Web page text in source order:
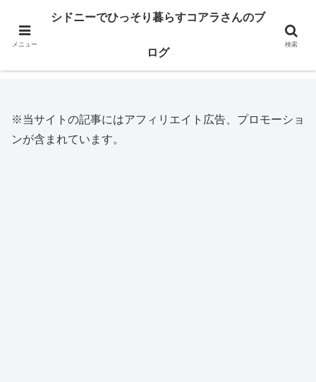
※当サイトの記事にはアフィリエイト広告、プロモーションが含まれてい
※当サイトの記事にはアフィリエイト広告、プロモーショ
ンが含まれています。
メニュー
シドニーでひっそり暮らすコアラさんのブ
ログ
検索